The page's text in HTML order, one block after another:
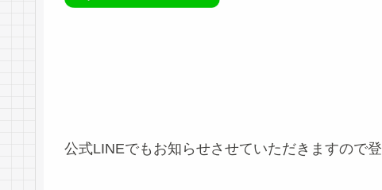
公式LINEでもお知らせさせていただきますので